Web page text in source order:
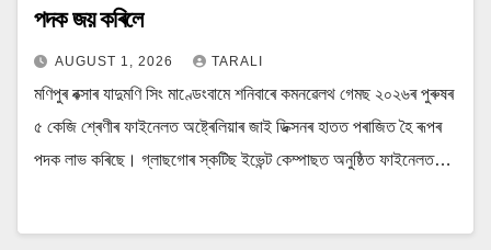
পদক জয় কৰিলে
AUGUST 1, 2026 TARALI
মণিপুৰ বক্সাৰ যাদুমণি সিং মাণ্ডেংবামে শনিবাৰে কমনৱেলথ গেমছ ২০২৬ৰ পুৰুষৰ
৫ কেজি শ্ৰেণীৰ ফাইনেলত অষ্ট্ৰেলিয়াৰ জাই ডিক্সনৰ হাতত পৰাজিত হৈ ৰূপৰ
পদক লাভ কৰিছে। গ্লাছগোৰ স্কটিছ ইভেন্ট কেম্পাছত অনুষ্ঠিত ফাইনেলত…